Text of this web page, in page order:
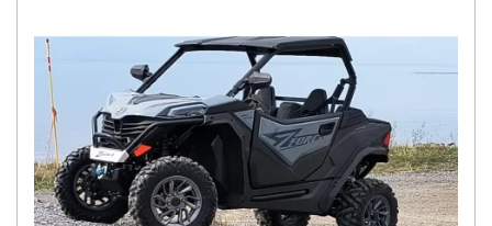
O
U
V
L
E
S